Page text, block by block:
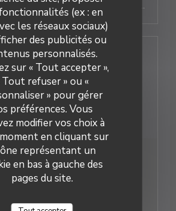
(ex : en
les réseaux sociaux)
des publicités ou
personnalisés.
sur « Tout accepter »,
Tout refuser » ou «
» pour gérer
préférences. Vous
modifier vos choix à
en cliquant sur
représentant un
en bas à gauche des
pages du site.
cadre intimiste pour déguster une
autour de produits de terroir locaux.
Des banquettes en velours. Une
La cave Chez Max a ouvert ses
au 6, rue d'Alsace à Béziers. Une
au rez-de-chaussée de la
Jean Moulin. Jacques Pons y gère
internationale de quatre à six
s'affairent pour accueillir le flot de
à la découverte du lieu depuis
son ouverture.
Nous contacter
Réserver
Newsletter*
notre lettre d'information pour recevoir
Cave Chez Max